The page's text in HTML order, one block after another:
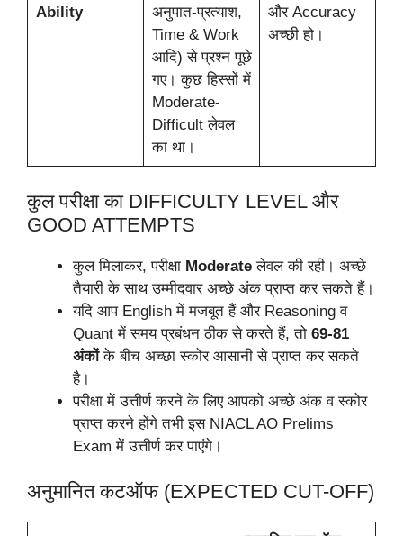
Ability
अनुपात-प्रत्याश,
Time & Work
आदि) से प्रश्न पूछे
गए। कुछ हिस्सों में
Moderate-
Difficult लेवल
का था।
और Accuracy
अच्छी हो।
कुल परीक्षा का DIFFICULTY LEVEL और
GOOD ATTEMPTS
कुल मिलाकर, परीक्षा Moderate लेवल की रही। अच्छे
तैयारी के साथ उम्मीदवार अच्छे अंक प्राप्त कर सकते हैं।
यदि आप English में मजबूत हैं और Reasoning व
Quant में समय प्रबंधन ठीक से करते हैं, तो 69-81
अंकोंके बीच अच्छा स्कोर आसानी से प्राप्त कर सकते
है।
परीक्षा में उत्तीर्ण करने के लिए आपको अच्छे अंक व स्कोर
प्राप्त करने होंगे तभी इस NIACL AO Prelims
Exam में उत्तीर्ण कर पाएंगे।
अनुमानित कटऑफ (EXPECTED CUT-OFF)